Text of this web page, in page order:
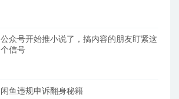
公众号开始推小说了，搞内容的朋友盯紧这
个信号
闲鱼违规申诉翻身秘籍